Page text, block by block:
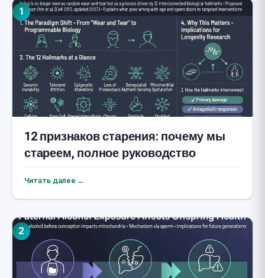
1
12 признаков старения: почему мы
стареем, полное руководство
Читать далее ←
2